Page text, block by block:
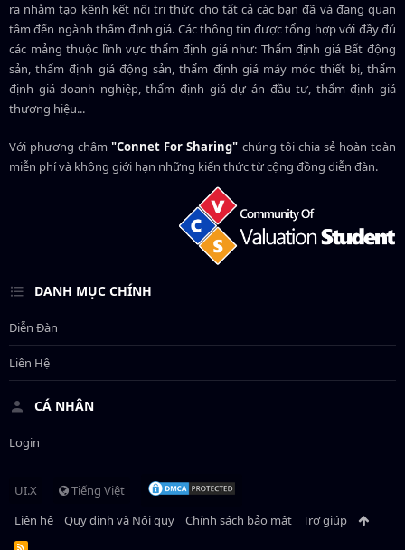
ra nhằm tạo kênh kết nối tri thức cho tất cả các bạn đã và đang quan
tâm đến ngành thẩm định giá. Các thông tin được tổng hợp với đầy đủ
các mảng thuộc lĩnh vực thẩm định giá như: Thẩm định giá Bất động
sản, thẩm định giá động sản, thẩm định giá máy móc thiết bị, thẩm
định giá doanh nghiệp, thẩm định giá dự án đầu tư, thẩm định giá
thương hiệu...
Với phương châm"Connet For Sharing" chúng tôi chia sẻ hoàn toàn
miễn phí và không giới hạn những kiến thức từ cộng đồng diễn đàn.
DANH MỤC CHÍNH
Diễn Đàn
Liên Hệ
CÁ NHÂN
Login
UI.X
Tiếng Việt
Liên hệ
Quy định và Nội quy Chính sách bảo mật Trợ giúp
R